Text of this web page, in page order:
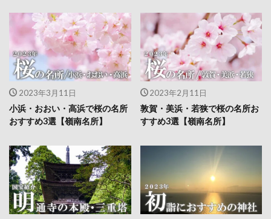
2023年3月11日
小浜・おおい・高浜で桜の名所
おすすめ3選【嶺南名所】
2023年2月11日
敦賀・美浜・若狭で桜の名所お
すすめ3選【嶺南名所】